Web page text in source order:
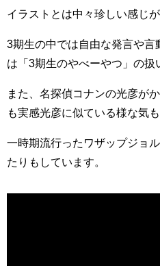
イラストとは中々珍しい感じが
3期生の中では自由な発言や
は「3期生のやべーやつ」の扱
また、名探偵コナンの光彦が
も実感光彦に似ている様な気も
一時期流行ったワザップジョ
たりもしています。